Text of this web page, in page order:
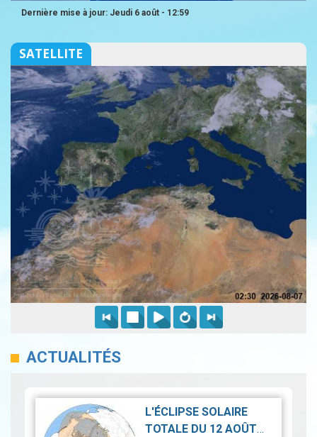
Dernière mise à jour: Jeudi 6 août - 12:59
SATELLITE
ACTUALITÉS
L'ÉCLIPSE SOLAIRE
TOTALE DU 12 AOÛT